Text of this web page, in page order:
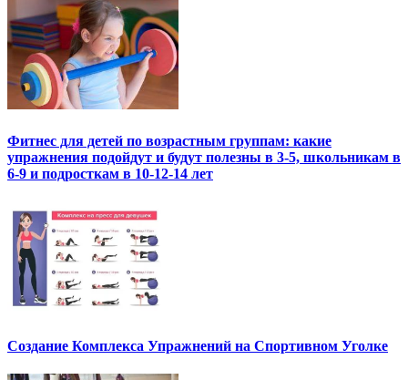
Фитнес для детей по возрастным группам: какие
упражнения подойдут и будут полезны в 3-5, школьникам в
6-9 и подросткам в 10-12-14 лет
Создание Комплекса Упражнений на Спортивном Уголке